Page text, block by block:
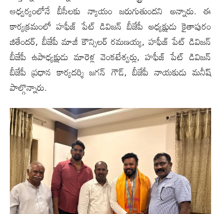
ఆధ్వర్యంలోనే బీసీలకు న్యాయం జరుగుతుంద‌ని అన్నారు. ఈ
కార్యక్రమంలో హఫీజ్ పేట్ డివిజన్ బీజేపీ అధ్యక్షుడు కైతాపురం
జితేందర్, బీజేపీ మాజీ కౌన్సిలర్ రమణయ్య, హఫీజ్ పేట్ డివిజన్
బీజేపీ ఉపాధ్యక్షుడు మారెళ్ల వెంకటేశ్వర్లు, హఫీజ్ పేట్ డివిజన్
బీజేపీ ప్రధాన కార్యదర్శి జగన్ గౌడ్, బీజేపీ నాయకుడు మనీష్
పాల్గొన్నారు.